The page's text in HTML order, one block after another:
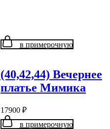
в примерочную
(40,42,44) Вечернее
платье Мимика
17900 ₽
в примерочную